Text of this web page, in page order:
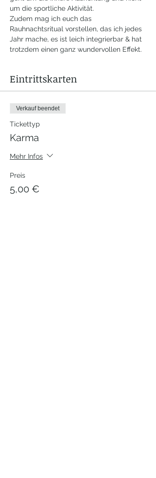
um die sportliche Aktivität.
Zudem mag ich euch das
Rauhnachtsritual vorstellen, das ich jedes
Jahr mache, es ist leich integrierbar & hat
trotzdem einen ganz wundervollen Effekt.
Eintrittskarten
Verkauf beendet
Tickettyp
Karma
Mehr Infos
Preis
5,00 €